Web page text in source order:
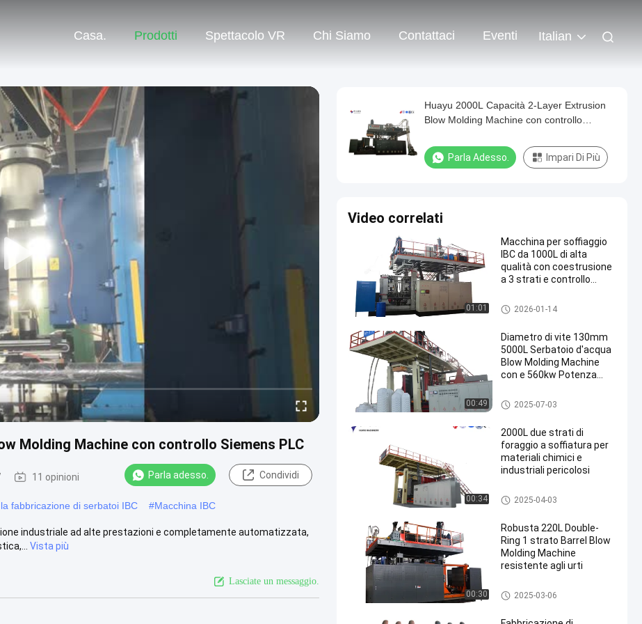
Casa. Prodotti Spettacolo VR Chi Siamo Contattaci Eventi Italian
Molding Machine con controllo Siemens PLC
11 opinioni Parla adesso. Condividi
fabbricazione di serbatoi IBC #Macchina IBC
industriale ad alte prestazioni e completamente automatizzata,
Vista più
Lasciate un messaggio.
Huayu 2000L Capacità 2-Layer Extrusion
Blow Molding Machine con controllo
Parla Adesso. Impari Di Più
Video correlati
01:01
Macchina per soffiaggio
IBC da 1000L di alta
qualità con coestrusione
a 3 strati e controllo
Macchina di stampaggio a so
ffiatura IBC
2026-01-14
00:49
Diametro di vite 130mm
5000L Serbatoio d'acqua
Blow Molding Machine
con e 560kw Potenza
Macchina per lo stampaggio a
soffio con serbatoio d'acqua d
2025-07-03
00:34
2000L due strati di
foraggio a soffiatura per
materiali chimici e
industriali pericolosi
500-2000L serbatoio d'acqua
macchina di stampaggio a so
2025-04-03
00:30
Robusta 220L Double-
Ring 1 strato Barrel Blow
Molding Machine
resistente agli urti
Macchine per stampaggio a s
offiatura a tamburo a anello L
2025-03-06